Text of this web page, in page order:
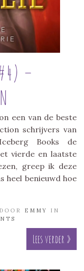
–
een van de beste
schrijvers van
Books de
vierde en laatste
greep ik deze
heel benieuwd hoe
EMMY
IN
Lees verder »